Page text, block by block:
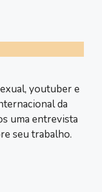
youtuber e
da
uma entrevista
seu trabalho.